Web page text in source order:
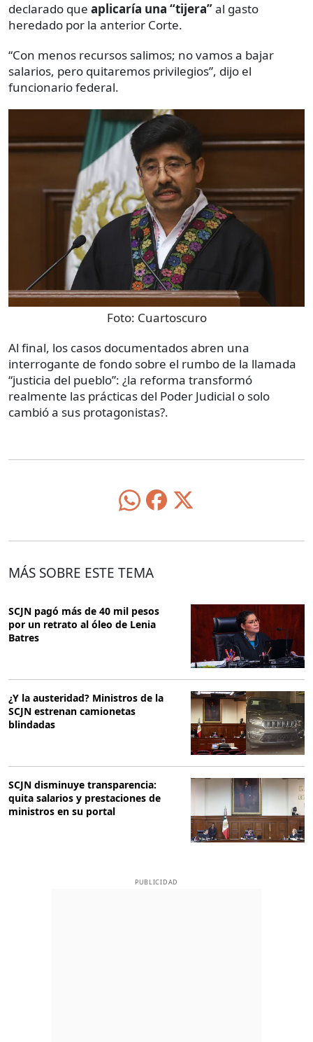
declarado que aplicaría una “tijera”al gasto
heredado por la anterior Corte.
“Con menos recursos salimos; no vamos a bajar
salarios, pero quitaremos privilegios”, dijo el
funcionario federal.
Foto: Cuartoscuro
Al final, los casos documentados abren una
interrogante de fondo sobre el rumbo de la llamada
“justicia del pueblo”: ¿la reforma transformó
realmente las prácticas del Poder Judicial o solo
cambió a sus protagonistas?.
MÁS SOBRE ESTE TEMA
SCJN pagó más de 40 mil pesos
por un retrato al óleo de Lenia
Batres
¿Y la austeridad? Ministros de la
SCJN estrenan camionetas
blindadas
SCJN disminuye transparencia:
quita salarios y prestaciones de
ministros en su portal
PUBLICIDAD